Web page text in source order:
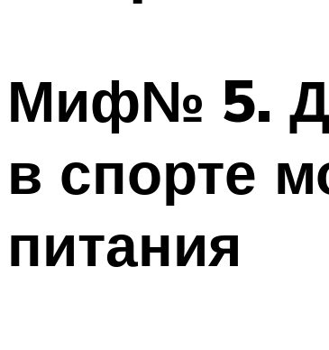
Миф№ 5.
в спорте
питания